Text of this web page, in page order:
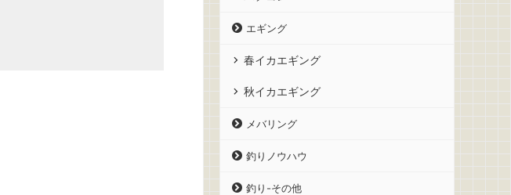
エギング
春イカエギング
秋イカエギング
メバリング
釣りノウハウ
釣り-その他